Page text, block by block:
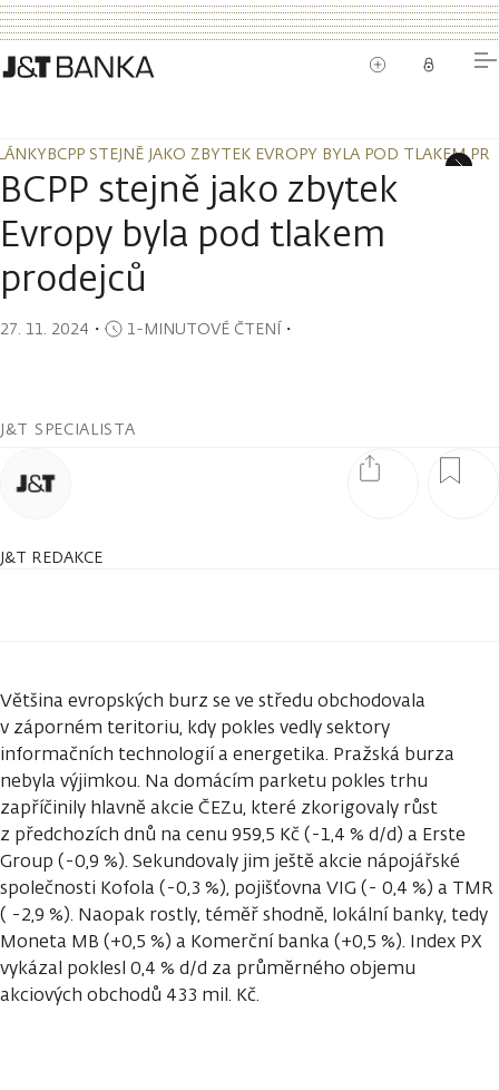
BCPP STEJNĚ JAKO ZBYTEK EVROPY BYLA POD TLAKEM
BCPP STEJNĚ JAKO ZBYTEK EVROPY BYLA POD TLAKEM
BCPP stejně jako zbytek
Evropy byla pod tlakem
prodejců
27. 11. 2024 ・ 1-MINUTOVÉ ČTENÍ・
J&T SPECIALISTA
J&T REDAKCE
Většina evropských burz se ve středu obchodovala
v záporném teritoriu, kdy pokles vedly sektory
informačních technologií a energetika. Pražská burza
nebyla výjimkou. Na domácím parketu pokles trhu
zapříčinily hlavně akcie ČEZu, které zkorigovaly růst
z předchozích dnů na cenu 959,5 Kč (-1,4 % d/d) a Erste
Group (-0,9 %). Sekundovaly jim ještě akcie nápojářské
společnosti Kofola (-0,3 %), pojišťovna VIG (- 0,4 %) a TMR
( -2,9 %). Naopak rostly, téměř shodně, lokální banky, tedy
Moneta MB (+0,5 %) a Komerční banka (+0,5 %). Index PX
vykázal poklesl 0,4 % d/d za průměrného objemu
akciových obchodů 433 mil. Kč.